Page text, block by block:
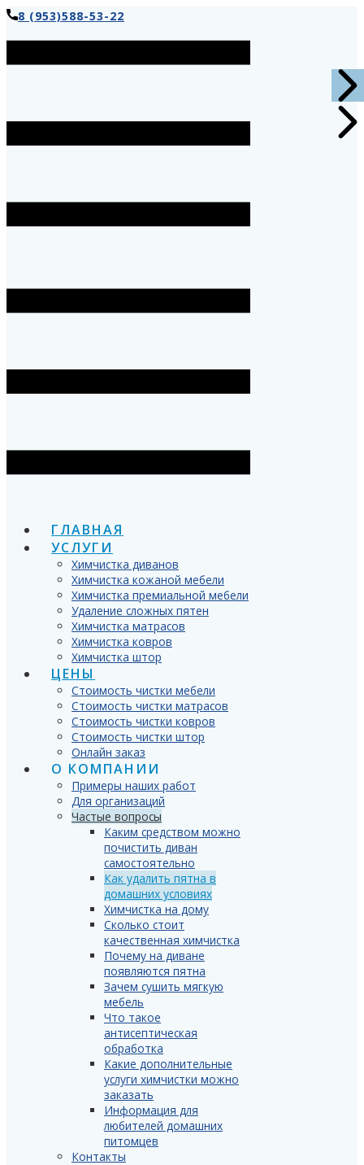
8 (953)588-53-22
ГЛАВНАЯ
УСЛУГИ
Химчистка диванов
Химчистка кожаной мебели
Химчистка премиальной мебели
Удаление сложных пятен
Химчистка матрасов
Химчистка ковров
Химчистка штор
ЦЕНЫ
Стоимость чистки мебели
Стоимость чистки матрасов
Стоимость чистки ковров
Стоимость чистки штор
Онлайн заказ
О КОМПАНИИ
Примеры наших работ
Для организаций
Частые вопросы
Каким средством можно
почистить диван
самостоятельно
Как удалить пятна в
домашних условиях
Химчистка на дому
Сколько стоит
качественная химчистка
Почему на диване
появляются пятна
Зачем сушить мягкую
мебель
Что такое
антисептическая
обработка
Какие дополнительные
услуги химчистки можно
заказать
Информация для
любителей домашних
питомцев
Контакты